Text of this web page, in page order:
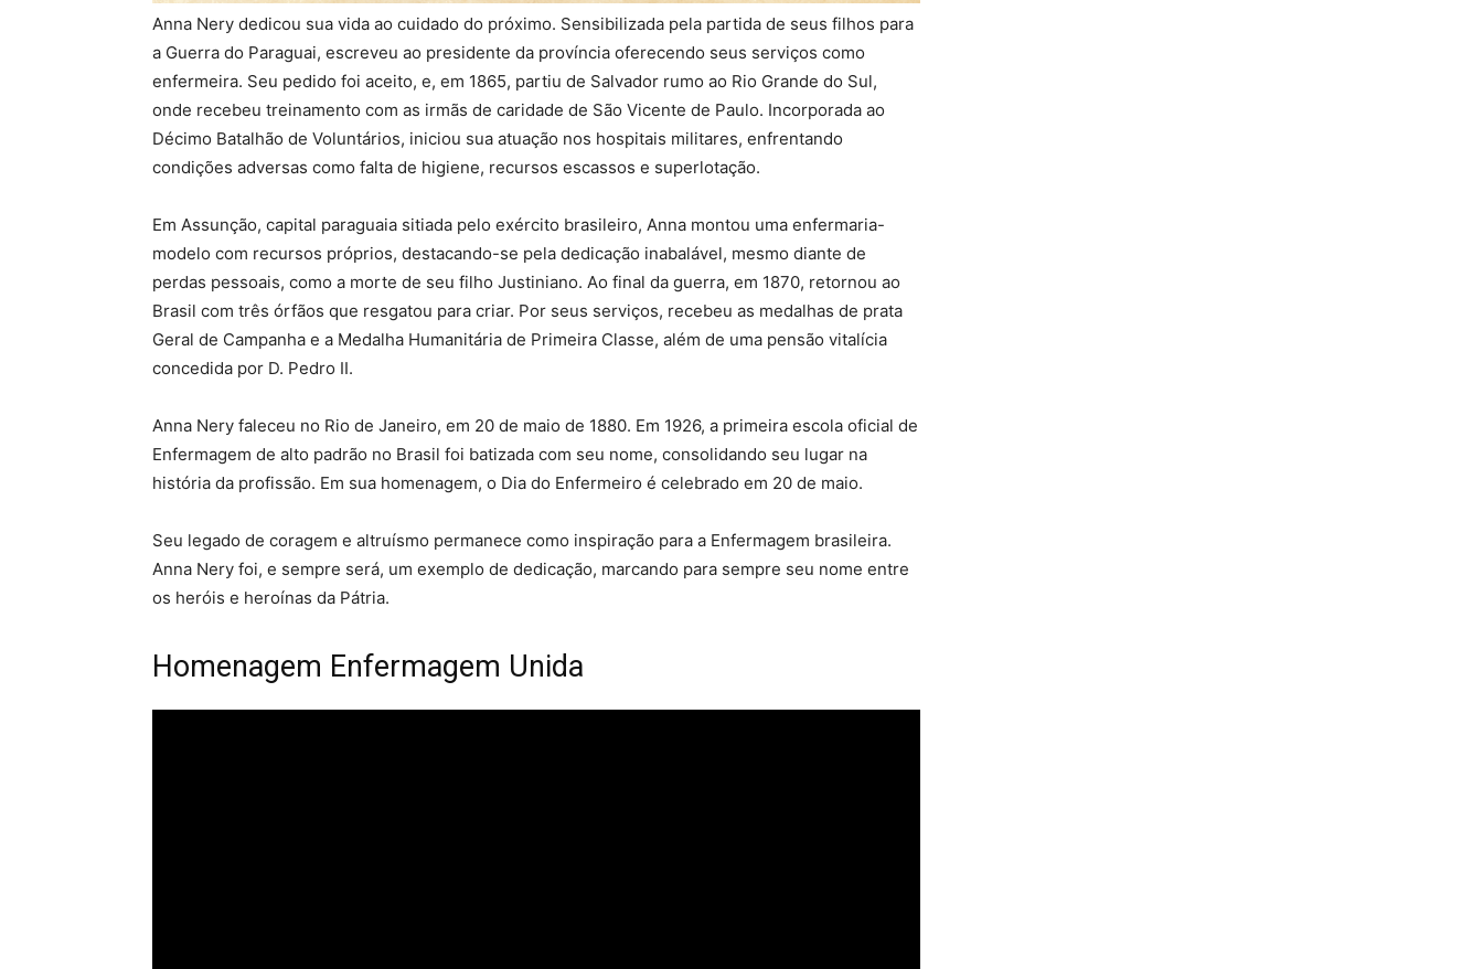
Anna Nery dedicou sua vida ao cuidado do próximo. Sensibilizada pela partida de seus filhos para
a Guerra do Paraguai, escreveu ao presidente da província oferecendo seus serviços como
enfermeira. Seu pedido foi aceito, e, em 1865, partiu de Salvador rumo ao Rio Grande do Sul,
onde recebeu treinamento com as irmãs de caridade de São Vicente de Paulo. Incorporada ao
Décimo Batalhão de Voluntários, iniciou sua atuação nos hospitais militares, enfrentando
condições adversas como falta de higiene, recursos escassos e superlotação.
Em Assunção, capital paraguaia sitiada pelo exército brasileiro, Anna montou uma enfermaria-
modelo com recursos próprios, destacando-se pela dedicação inabalável, mesmo diante de
perdas pessoais, como a morte de seu filho Justiniano. Ao final da guerra, em 1870, retornou ao
Brasil com três órfãos que resgatou para criar. Por seus serviços, recebeu as medalhas de prata
Geral de Campanha e a Medalha Humanitária de Primeira Classe, além de uma pensão vitalícia
concedida por D. Pedro II.
Anna Nery faleceu no Rio de Janeiro, em 20 de maio de 1880. Em 1926, a primeira escola oficial de
Enfermagem de alto padrão no Brasil foi batizada com seu nome, consolidando seu lugar na
história da profissão. Em sua homenagem, o Dia do Enfermeiro é celebrado em 20 de maio.
Seu legado de coragem e altruísmo permanece como inspiração para a Enfermagem brasileira.
Anna Nery foi, e sempre será, um exemplo de dedicação, marcando para sempre seu nome entre
os heróis e heroínas da Pátria.
Homenagem Enfermagem Unida